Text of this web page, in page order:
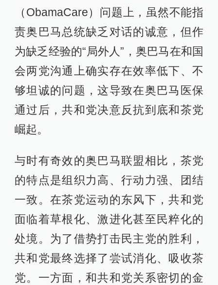
（ObamaCare）问题上，虽然不能指
责奥巴马总统缺乏对话的诚意，但作
为缺乏经验的“局外人”，奥巴马在和国
会两党沟通上确实存在效率低下、不
够坦诚的问题，这导致在奥巴马医保
通过后，共和党决意反抗到底和茶党
崛起。
与时有奇效的奥巴马联盟相比，茶党
的特点是组织力高、行动力强、团结
一致。在茶党运动的东风下，共和党
面临着草根化、激进化甚至民粹化的
处境。为了借势打击民主党的胜利，
共和党最终选择了尝试消化、吸收茶
党。一方面，和共和党关系密切的金